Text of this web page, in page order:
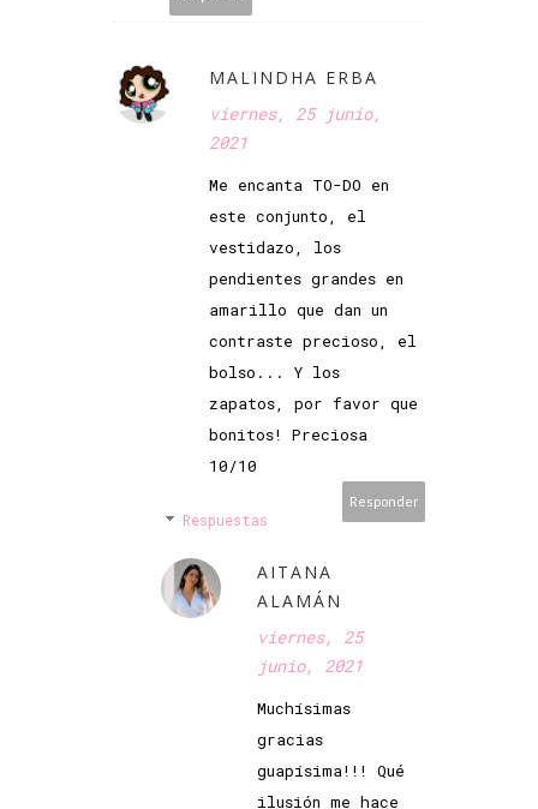
MALINDHA ERBA
viernes, 25 junio,
2021
Me encanta TO-DO en
este conjunto, el
vestidazo, los
pendientes grandes en
amarillo que dan un
contraste precioso, el
bolso... Y los
zapatos, por favor que
bonitos! Preciosa
10/10
Responder
Respuestas
AITANA
ALAMÁN
viernes, 25
junio, 2021
Muchísimas
gracias
guapísima!!! Qué
ilusión me hace